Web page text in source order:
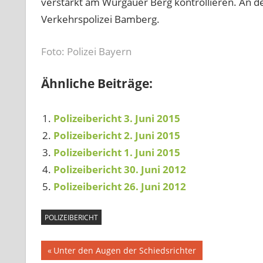
Verkehrspolizei Bamberg.
Foto: Polizei Bayern
Ähnliche Beiträge:
Polizeibericht 3. Juni 2015
Polizeibericht 2. Juni 2015
Polizeibericht 1. Juni 2015
Polizeibericht 30. Juni 2012
Polizeibericht 26. Juni 2012
POLIZEIBERICHT
Beitragsnavigation
Vorheriger
Unter den Augen der Schiedsrichter